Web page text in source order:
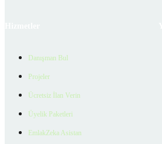
Danışman Bul
Projeler
Ücretsiz İlan Verin
Üyelik Paketleri
EmlakZeka Asistan